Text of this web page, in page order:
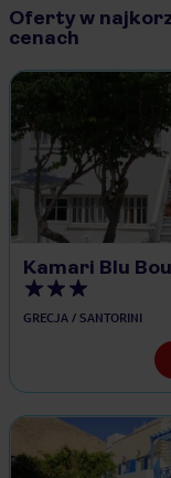
Oferty w
cenach
Kamari Blu
GRECJA / SANTORINI